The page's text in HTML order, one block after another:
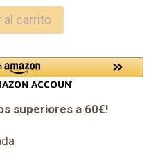
al carrito
superiores a 60€!